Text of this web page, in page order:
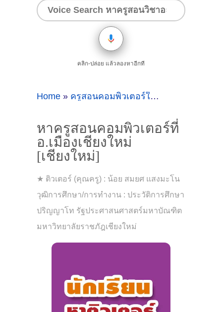
คลิก-ปล่อย แล้วลองหาอีกที
Home » ครูสอนคอมพิวเตอร์ใกล้ๆอ.เมืองเชียงใหม่
หาครูสอนคอมพิวเตอร์ที่
อ.เมืองเชียงใหม่
[เชียงใหม่]
★ ติวเตอร์ (คุณครู) : น้อย สมยศ แสงมะโน
วุฒิการศึกษา/การทำงาน : ประวัติการศึกษา
ปริญญาโท รัฐประศาสนศาสตร์มหาบัณฑิต
มหาวิทยาลัยราชภัฎเชียงใหม่